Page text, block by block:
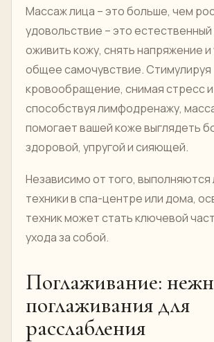
Массаж лица – это больше, чем
удовольствие – это
оживить кожу, снять напряжение и
общее самочувствие. Стимулируя
кровообращение, снимая стресс и
способствуя лимфодренажу,
помогает вашей коже выглядеть
здоровой, упругой и сияющей.
Независимо от того, выполняются
техники в спа-центре или дома,
техник может стать ключевой
ухода за собой.
Поглаживание:
поглаживания для
расслабления